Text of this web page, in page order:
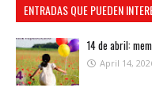
ENTRADAS QUE PUEDEN
14 de abril:
April 14,